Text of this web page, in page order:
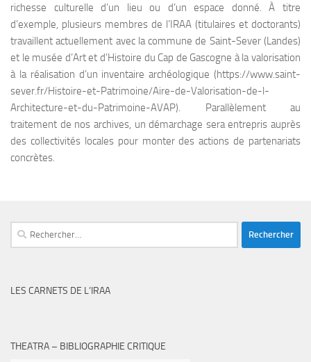
richesse culturelle d’un lieu ou d’un espace donné. À titre
d’exemple, plusieurs membres de l’IRAA (titulaires et doctorants)
travaillent actuellement avec la commune de Saint-Sever (Landes)
et le musée d’Art et d’Histoire du Cap de Gascogne à la valorisation
à la réalisation d’un inventaire archéologique (https://www.saint-
sever.fr/Histoire-et-Patrimoine/Aire-de-Valorisation-de-l-
Architecture-et-du-Patrimoine-AVAP). Parallèlement au
traitement de nos archives, un démarchage sera entrepris auprès
des collectivités locales pour monter des actions de partenariats
concrètes.
Rechercher :
LES CARNETS DE L’IRAA
THEATRA – BIBLIOGRAPHIE CRITIQUE